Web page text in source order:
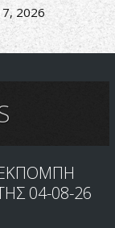
2026
04-08-26